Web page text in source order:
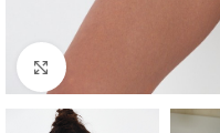
Click to enlarge